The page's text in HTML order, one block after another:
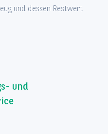
und dessen Restwert
und